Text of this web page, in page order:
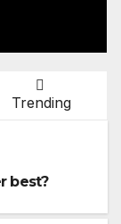
Trending
best?